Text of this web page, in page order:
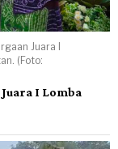
Juara I
(Foto:
I Lomba